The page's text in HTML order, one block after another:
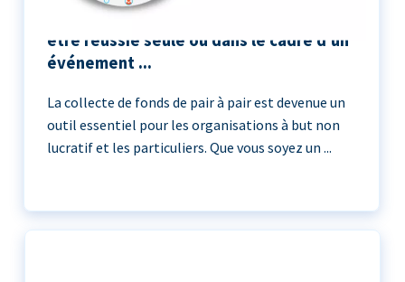
La collecte de fonds entre pairs peut
être réussie seule ou dans le cadre d'un
événement ...
La collecte de fonds de pair à pair est devenue un
outil essentiel pour les organisations à but non
lucratif et les particuliers. Que vous soyez un ...